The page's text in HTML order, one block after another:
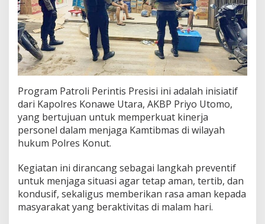
a
m
Program Patroli Perintis Presisi ini adalah inisiatif
dari Kapolres Konawe Utara, AKBP Priyo Utomo,
yang bertujuan untuk memperkuat kinerja
personel dalam menjaga Kamtibmas di wilayah
hukum Polres Konut.
Kegiatan ini dirancang sebagai langkah preventif
untuk menjaga situasi agar tetap aman, tertib, dan
kondusif, sekaligus memberikan rasa aman kepada
masyarakat yang beraktivitas di malam hari.